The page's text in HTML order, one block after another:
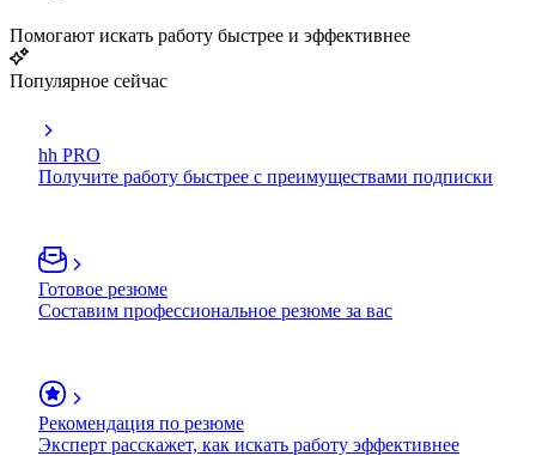
Помогают искать работу быстрее и эффективнее
Популярное сейчас
hh PRO
Получите работу быстрее с преимуществами подписки
Готовое резюме
Составим профессиональное резюме за вас
Рекомендация по резюме
Эксперт расскажет, как искать работу эффективнее